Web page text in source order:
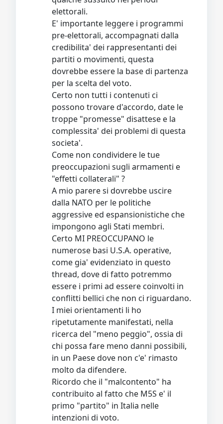
elettorali.
E' importante leggere i programmi
pre-elettorali, accompagnati dalla
credibilita' dei rappresentanti dei
partiti o movimenti, questa
dovrebbe essere la base di partenza
per la scelta del voto.
Certo non tutti i contenuti ci
possono trovare d'accordo, date le
troppe "promesse" disattese e la
complessita' dei problemi di questa
societa'.
Come non condividere le tue
preoccupazioni sugli armamenti e
"effetti collaterali" ?
A mio parere si dovrebbe uscire
dalla NATO per le politiche
aggressive ed espansionistiche che
impongono agli Stati membri.
Certo MI PREOCCUPANO le
numerose basi U.S.A. operative,
come gia' evidenziato in questo
thread, dove di fatto potremmo
essere i primi ad essere coinvolti in
conflitti bellici che non ci riguardano.
I miei orientamenti li ho
ripetutamente manifestati, nella
ricerca del "meno peggio", ossia di
chi possa fare meno danni possibili,
in un Paese dove non c'e' rimasto
molto da difendere.
Ricordo che il "malcontento" ha
contribuito al fatto che M5S e' il
primo "partito" in Italia nelle
intenzioni di voto.